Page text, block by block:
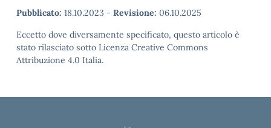
Pubblicato: 18.10.2023 - Revisione: 06.10.2025
Eccetto dove diversamente specificato, questo articolo è
stato rilasciato sotto Licenza Creative Commons
Attribuzione 4.0 Italia.